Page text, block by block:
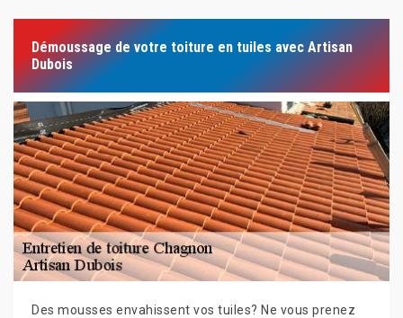
Démoussage de votre toiture en tuiles avec Artisan
Dubois
Des mousses envahissent vos tuiles? Ne vous prenez